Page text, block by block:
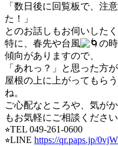
「数日後に回覧板で、注
た！」
とのお話しもお伺いした
特に、春先や台風
の
傾向がありますので、
「あれっ？」と思った方
屋根の上に上がってもら
ね。
ご心配なところや、気が
もお気軽にご相談くださ
⭐︎TEL 049-261-0600
⭐︎LINE https://qr.paps.jp/